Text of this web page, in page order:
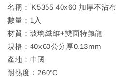
名稱：iK5355 40x60 加厚不沾布
數量：1入
材質：玻璃纖維+雙面特氟龍
規格：40x60公分厚0.13mm
產地：中國
耐熱度：260℃